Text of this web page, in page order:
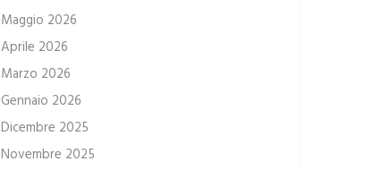
Maggio 2026
Aprile 2026
Marzo 2026
Gennaio 2026
Dicembre 2025
Novembre 2025